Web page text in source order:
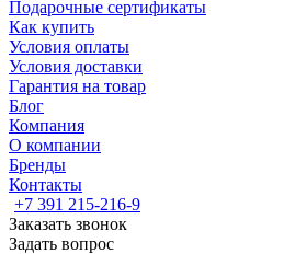
Подарочные сертификаты
Как купить
Условия оплаты
Условия доставки
Гарантия на товар
Блог
Компания
О компании
Бренды
Контакты
+7 391 215-216-9
Заказать звонок
Задать вопрос